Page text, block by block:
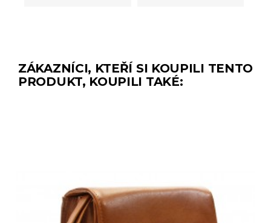
ZÁKAZNÍCI, KTEŘÍ SI KOUPILI TENTO
PRODUKT, KOUPILI TAKÉ: